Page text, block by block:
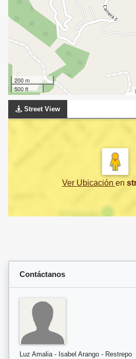
200 m
500 ft
Street View
Ver Ubicación en
Contáctanos
Luz Amalia - Isabel Arango - Restrepo